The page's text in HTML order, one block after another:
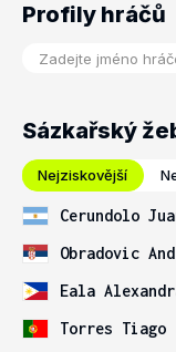
Profily hráčů
Sázkařský
Nejziskovější
Cerundolo
Obradovic
Eala
Torres Tiago